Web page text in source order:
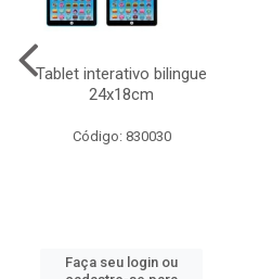
Tablet interativo bilingue
24x18cm
Código: 830030
Faça seu login ou